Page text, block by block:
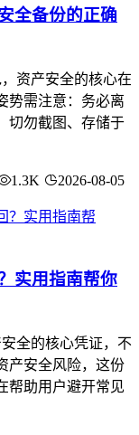
全备份的正确
资产安全的核心在
势需注意：务必离
切勿截图、存储于
1.3K 2026-08-05
实用指南帮你
全的核心凭证，不
产安全风险，这份
帮助用户避开常见